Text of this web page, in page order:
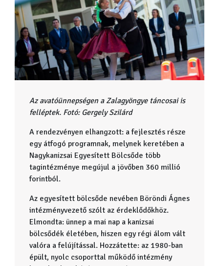
Az avatóünnepségen a Zalagyöngye táncosai is
felléptek. Fotó: Gergely Szilárd
A rendezvényen elhangzott: a fejlesztés része
egy átfogó programnak, melynek keretében a
Nagykanizsai Egyesített Bölcsőde több
tagintézménye megújul a jövőben 360 millió
forintból.
Az egyesített bölcsőde nevében Böröndi Ágnes
intézményvezető szólt az érdeklődőkhöz.
Elmondta: ünnep a mai nap a kanizsai
bölcsődék életében, hiszen egy régi álom vált
valóra a felújítással. Hozzátette: az 1980-ban
épült, nyolc csoporttal működő intézmény